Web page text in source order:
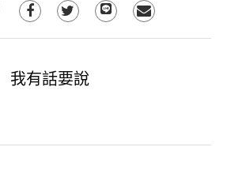
我有話要說